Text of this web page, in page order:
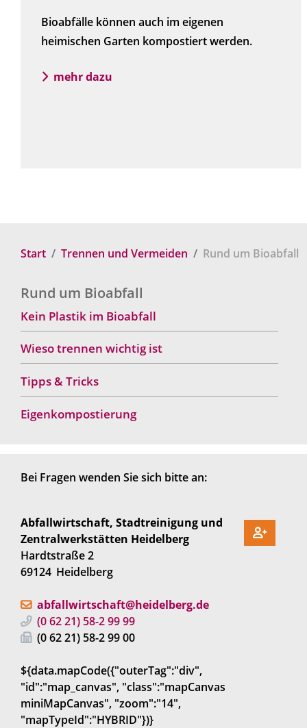
Start Trennen und Vermeiden Rund um Bioabfall
Rund um Bioabfall
Kein Plastik im Bioabfall
Wieso trennen wichtig ist
Tipps & Tricks
Eigenkompostierung
Bei Fragen wenden Sie sich bitte an:
Abfallwirtschaft, Stadtreinigung und
Zentralwerkstätten Heidelberg
Hardtstraße 2
69124 Heidelberg
abfallwirtschaft@heidelberg.de
(06221) 58-29999
(06221) 58-29900
${data.mapCode({"outerTag":"div",
"id":"map_canvas", "class":"mapCanvas
miniMapCanvas", "zoom":"14",
"mapTypeId":"HYBRID"})}
Bioabfälle können auch im eigenen
heimischen Garten kompostiert werden.
mehr dazu